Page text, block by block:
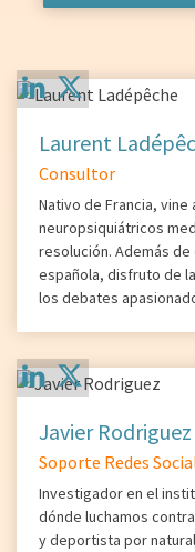
Laurent
Consultor
Nativo de Francia,
neuropsiquiátricos
resolución. Además
española, disfruto de
los debates
Javier Rodriguez
Soporte Redes
Investigador en el
dónde luchamos
y deportista por